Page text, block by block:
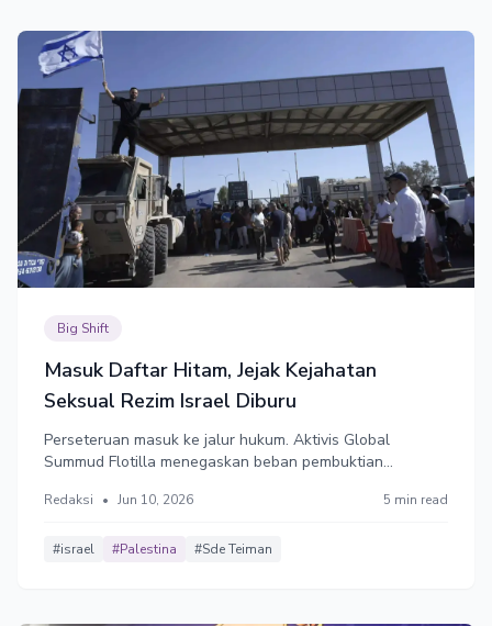
Big Shift
Masuk Daftar Hitam, Jejak Kejahatan
Seksual Rezim Israel Diburu
Perseteruan masuk ke jalur hukum. Aktivis Global
Summud Flotilla menegaskan beban pembuktian
pemerkosaan sepenuhnya berada di pihak Israel. Mereka
untuk menghindari tanggung jawab.
Redaksi • Jun 10, 2026 5 min read
#israel #Palestina #Sde Teiman